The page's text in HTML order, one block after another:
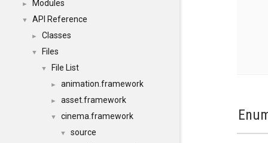
► Modules
▼ API Reference
► Classes
▼ Files
▼ File List
► animation.framework
► asset.framework
▼ cinema.framework
▼ source